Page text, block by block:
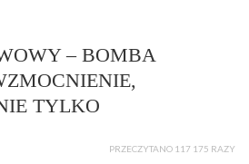
– BOMBA
TYLKO
PRZECZYTANO 117 175 RAZY